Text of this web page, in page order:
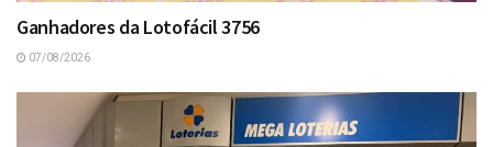
Ganhadores da Lotofácil 3756
07/08/2026